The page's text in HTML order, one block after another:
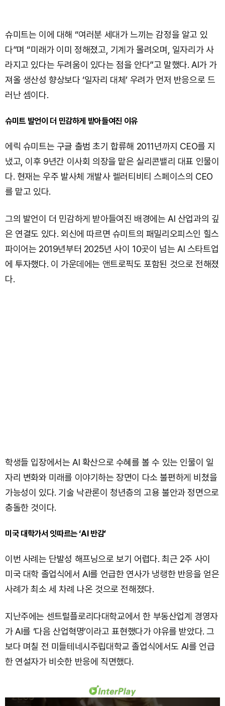
슈미트는 이에 대해 “여러분 세대가 느끼는 감정을 알고 있
다”며 “미래가 이미 정해졌고, 기계가 몰려오며, 일자리가 사
라지고 있다는 두려움이 있다는 점을 안다”고 말했다. AI가 가
져올 생산성 향상보다 ‘일자리 대체’ 우려가 먼저 반응으로 드
러난 셈이다.
슈미트 발언이 더 민감하게 받아들여진 이유
에릭 슈미트는 구글 출범 초기 합류해 2011년까지 CEO를 지
냈고, 이후 9년간 이사회 의장을 맡은 실리콘밸리 대표 인물이
다. 현재는 우주 발사체 개발사 렐러티비티 스페이스의 CEO
를 맡고 있다.
그의 발언이 더 민감하게 받아들여진 배경에는 AI 산업과의 깊
은 연결도 있다. 외신에 따르면 슈미트의 패밀리오피스인 힐스
파이어는 2019년부터 2025년 사이 10곳이 넘는 AI 스타트업
에 투자했다. 이 가운데에는 앤트로픽도 포함된 것으로 전해졌
다.
학생들 입장에서는 AI 확산으로 수혜를 볼 수 있는 인물이 일
자리 변화와 미래를 이야기하는 장면이 다소 불편하게 비쳤을
가능성이 있다. 기술 낙관론이 청년층의 고용 불안과 정면으로
충돌한 것이다.
미국 대학가서 잇따르는 ‘AI 반감’
이번 사례는 단발성 해프닝으로 보기 어렵다. 최근 2주 사이
미국 대학 졸업식에서 AI를 언급한 연사가 냉랭한 반응을 얻은
사례가 최소 세 차례 나온 것으로 전해졌다.
지난주에는 센트럴플로리다대학교에서 한 부동산업계 경영자
가 AI를 ‘다음 산업혁명’이라고 표현했다가 야유를 받았다. 그
보다 며칠 전 미들테네시주립대학교 졸업식에서도 AI를 언급
한 연설자가 비슷한 반응에 직면했다.